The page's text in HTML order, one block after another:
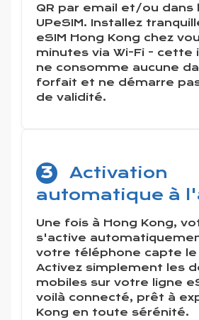
QR par email et/ou dans
UPeSIM. Installez
eSIM Hong Kong chez
minutes via Wi-Fi - cette
ne consomme aucune
forfait et ne démarre
de validité.
3
Activation
automatique à
Une fois à Hong Kong,
s'active
votre téléphone capte le
Activez simplement les
mobiles sur votre ligne
voilà connecté, prêt à
Kong en toute sérénité.